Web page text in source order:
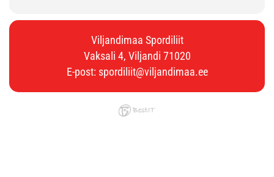
Viljandimaa Spordiliit
Vaksali 4, Viljandi 71020
E-post: spordiliit@viljandimaa.ee